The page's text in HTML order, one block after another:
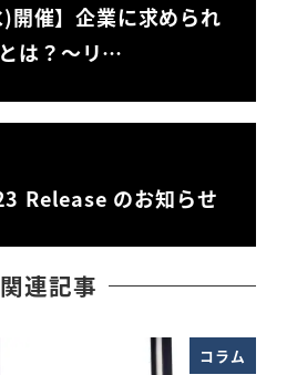
)開催】企業に求められ
は？～リ…
Release のお知らせ
関連記事
コラム